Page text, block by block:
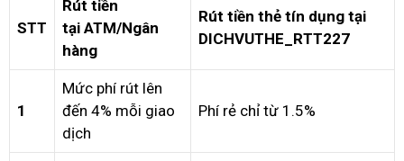
STT
Rút tiền
tại ATM/Ngân
hàng
Rút tiền thẻ tín dụng tại
DICHVUTHE_RTT227
1
Mức phí rút lên
đến 4% mỗi giao
dịch
Phí rẻ chỉ từ 1.5%